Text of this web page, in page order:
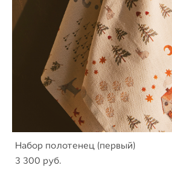
Набор полотенец (первый)
3 300 pуб.